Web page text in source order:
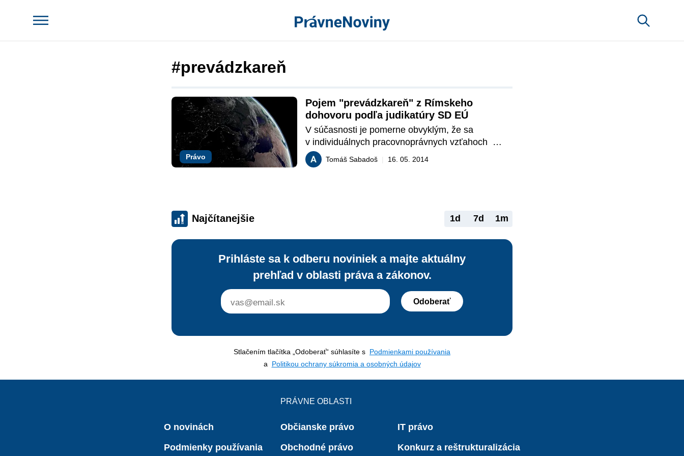
#prevádzkareň
Právo
Pojem "prevádzkareň" z Rímskeho
dohovoru podľa judikatúry SD EÚ
V súčasnosti je pomerne obvyklým, že sa
v individuálnych pracovnoprávnych vzťahoch
vyskytuje tzv. cudzí prvok – foreign element (v
subjekte, objekte alebo obsahu) . Táto osobitosť –
ustanovenia medzinárodného práva súkromného
Rímsky dohovor, ktorý pri riešení konkrétnych
situácii používa pojem „prevádzkareň“. To, čo
treba pod týmto pojmom rozumieť nám však
objasňuje judikatúra SD EÚ.
Tomáš Sabadoš 16. 05. 2014
Najčítanejšie 1d 7d 1m
Prihláste sa k odberu noviniek a majte aktuálny
prehľad v oblasti práva a zákonov.
Odoberať
Stlačením tlačítka „Odoberať“ súhlasíte s Podmienkami používania
a Politikou ochrany súkromia a osobných údajov
O novinách
Podmienky používania
PRÁVNE OBLASTI
Občianske právo
Obchodné právo
IT právo
Konkurz a reštrukturalizácia